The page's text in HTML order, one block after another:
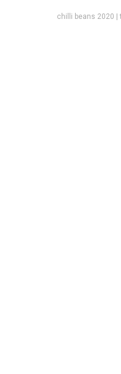
chilli beans 2020